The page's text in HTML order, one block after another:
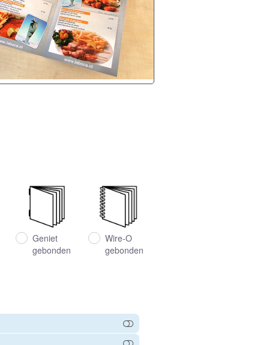
Geniet
gebonden
Wire-O
gebonden